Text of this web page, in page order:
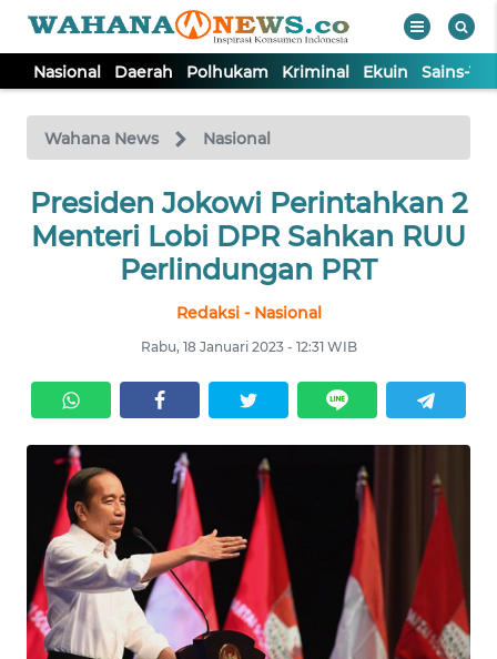
Nasional Daerah Polhukam Kriminal Ekuin Sains-
Wahana News Nasional
Presiden Jokowi Perintahkan 2
Menteri Lobi DPR Sahkan RUU
Perlindungan PRT
Redaksi - Nasional
Rabu, 18 Januari 2023 - 12:31 WIB
TV
Tutup
NASIONAL
KRIMINAL
EKUIN
SAINS-TEKNO
KESEHATAN
INTERNASIONAL